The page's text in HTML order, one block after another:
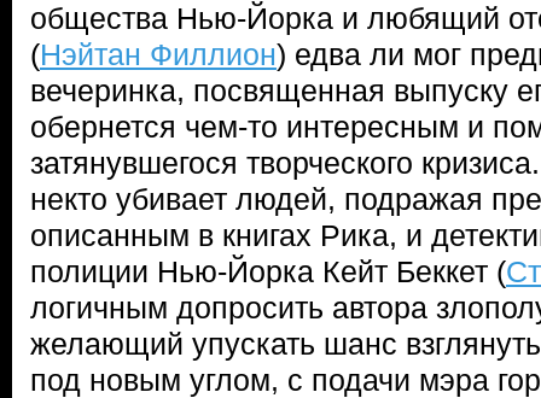
общества Нью-Йорка и любящий
(Нэйтан Филлион) едва ли мог
вечеринка, посвященная выпуску
обернется чем-то интересным и
затянувшегося творческого
некто убивает людей, подражая
описанным в книгах Рика, и
полиции Нью-Йорка Кейт Беккет (
логичным допросить автора
желающий упускать шанс
под новым углом, с подачи мэра